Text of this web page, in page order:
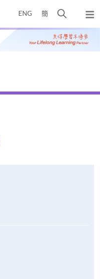
ENG 簡
開
搜
尋
彈
出
主